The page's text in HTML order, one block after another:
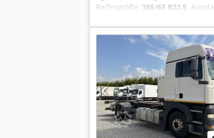
Reifengröße: 385/65 R22.5,
1 Achse Lift | Luftgefedert, |
R22.5 | SAF-Achsen mit
Irrtum, Eingabefehler und